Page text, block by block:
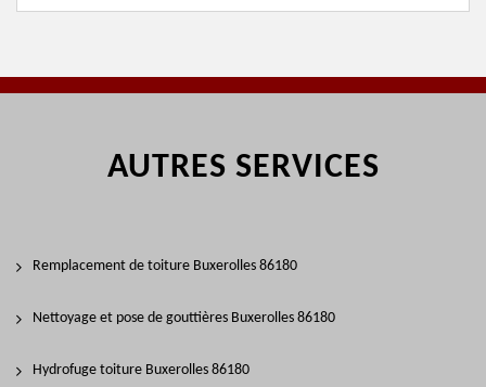
AUTRES SERVICES
Remplacement de toiture Buxerolles 86180
Nettoyage et pose de gouttières Buxerolles 86180
Hydrofuge toiture Buxerolles 86180